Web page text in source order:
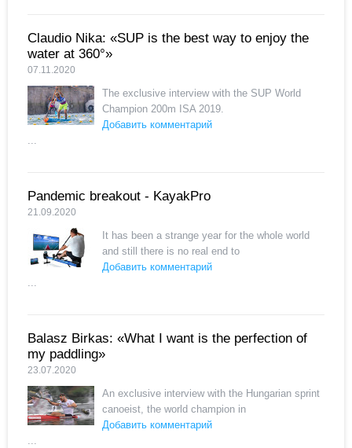
Claudio Nika: «SUP is the best way to enjoy the
water at 360°»
07.11.2020
The exclusive interview with the SUP World
Champion 200m ISA 2019.
Добавить комментарий
Pandemic breakout - KayakPro
21.09.2020
It has been a strange year for the whole world
and still there is no real end to
Добавить комментарий
Balasz Birkas: «What I want is the perfection of
my paddling»
23.07.2020
An exclusive interview with the Hungarian sprint
canoeist, the world champion in
Добавить комментарий